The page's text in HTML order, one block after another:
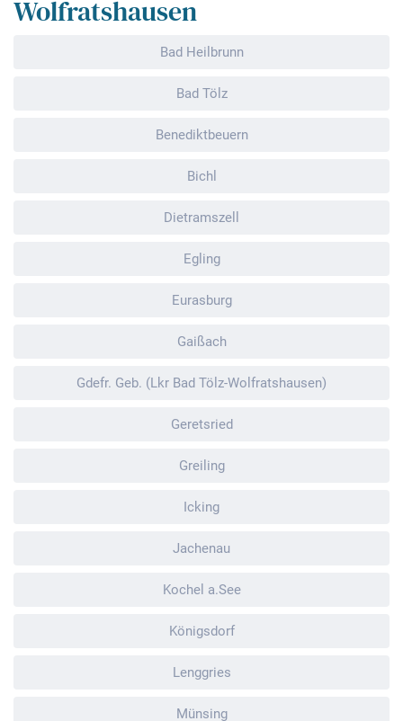
Wolfratshausen
Bad Heilbrunn
Bad Tölz
Benediktbeuern
Bichl
Dietramszell
Egling
Eurasburg
Gaißach
Gdefr. Geb. (Lkr Bad Tölz-Wolfratshausen)
Geretsried
Greiling
Icking
Jachenau
Kochel a.See
Königsdorf
Lenggries
Münsing